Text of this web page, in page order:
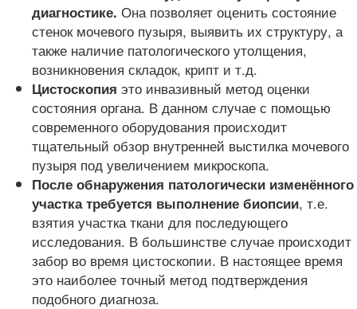
диагностике. Она позволяет оценить состояние
стенок мочевого пузыря, выявить их структуру, а
также наличие патологического утолщения,
возникновения складок, крипт и т.д.
Цистоскопия это инвазивный метод оценки
состояния органа. В данном случае с помощью
современного оборудования происходит
тщательный обзор внутренней выстилка мочевого
пузыря под увеличением микроскопа.
После обнаружения патологически изменённого
участка требуется выполнение биопсии, т.е.
взятия участка ткани для последующего
исследования. В большинстве случае происходит
забор во время цистоскопии. В настоящее время
это наиболее точный метод подтверждения
подобного диагноза.